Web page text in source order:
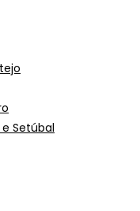
Setúbal